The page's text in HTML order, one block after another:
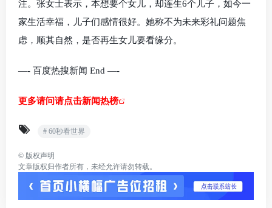
注。张女士表示，本想要个女儿，却连生6个儿子，如今一
家生活幸福，儿子们感情很好。她称不为未来彩礼问题焦
虑，顺其自然，是否再生女儿要看缘分。
—- 百度热搜新闻 End —-
更多请问请点击新闻热榜
# 60秒看世界
© 版权声明
文章版权归作者所有，未经允许请勿转载。